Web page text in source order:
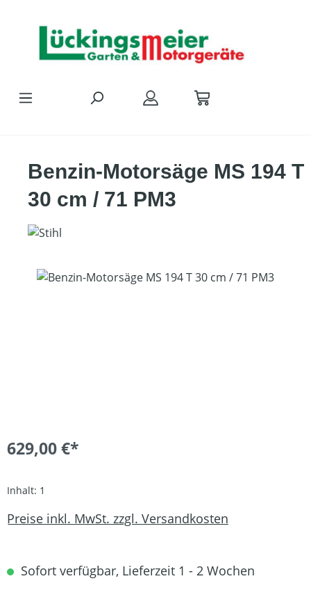
Benzin-Motorsäge MS 194 T
30 cm / 71 PM3
Bildergalerie überspringen
629,00 €*
Inhalt: 1
Preise inkl. MwSt. zzgl. Versandkosten
Sofort verfügbar, Lieferzeit 1 - 2 Wochen